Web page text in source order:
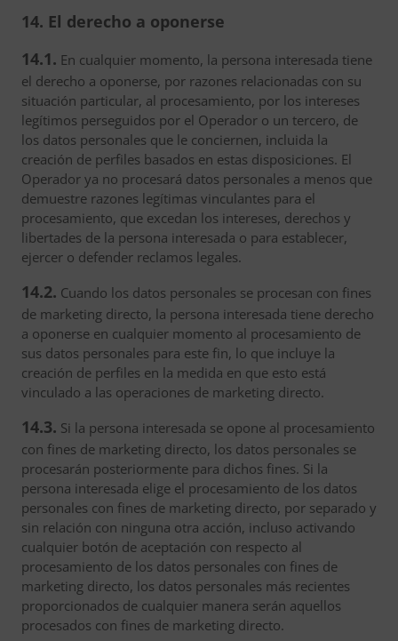
14. El derecho a oponerse
14.1. En cualquier momento, la persona interesada tiene
el derecho a oponerse, por razones relacionadas con su
situación particular, al procesamiento, por los intereses
legítimos perseguidos por el Operador o un tercero, de
los datos personales que le conciernen, incluida la
creación de perfiles basados en estas disposiciones. El
Operador ya no procesará datos personales a menos que
demuestre razones legítimas vinculantes para el
procesamiento, que excedan los intereses, derechos y
libertades de la persona interesada o para establecer,
ejercer o defender reclamos legales.
14.2. Cuando los datos personales se procesan con fines
de marketing directo, la persona interesada tiene derecho
a oponerse en cualquier momento al procesamiento de
sus datos personales para este fin, lo que incluye la
creación de perfiles en la medida en que esto está
vinculado a las operaciones de marketing directo.
14.3. Si la persona interesada se opone al procesamiento
con fines de marketing directo, los datos personales se
procesarán posteriormente para dichos fines. Si la
persona interesada elige el procesamiento de los datos
personales con fines de marketing directo, por separado y
sin relación con ninguna otra acción, incluso activando
cualquier botón de aceptación con respecto al
procesamiento de los datos personales con fines de
marketing directo, los datos personales más recientes
proporcionados de cualquier manera serán aquellos
procesados con fines de marketing directo.